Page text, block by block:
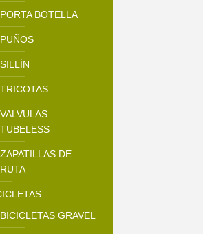
PORTA BOTELLA
PUÑOS
SILLÍN
TRICOTAS
VALVULAS
TUBELESS
ZAPATILLAS DE
RUTA
BICICLETAS GRAVEL